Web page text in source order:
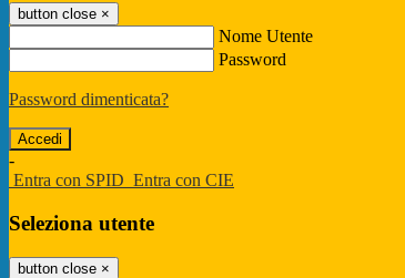
button close ×
Nome Utente
Password
Password dimenticata?
-
Entra con SPID Entra con CIE
Seleziona utente
button close ×